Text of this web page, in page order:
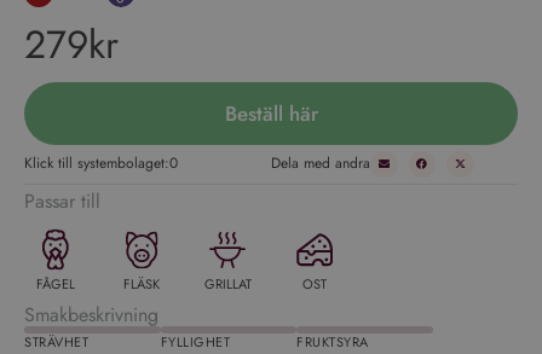
279kr
Beställ här
Klick till systembolaget:0 Dela med andra
Passar till
FÅGEL FLÄSK GRILLAT OST
Smakbeskrivning
STRÄVHET FYLLIGHET FRUKTSYRA